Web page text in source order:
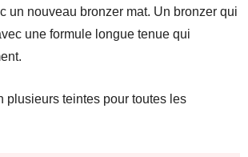
un nouveau bronzer mat. Un bronzer qui
une formule longue tenue qui
plusieurs teintes pour toutes les